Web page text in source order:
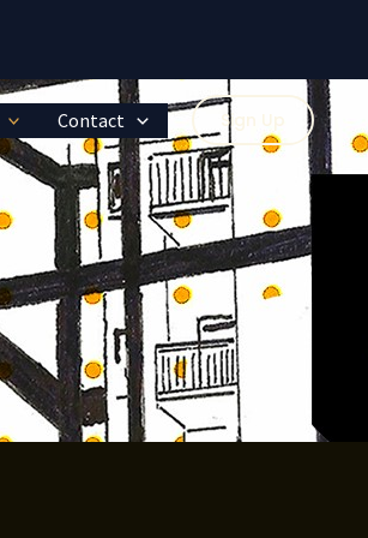
Contact Sign Up